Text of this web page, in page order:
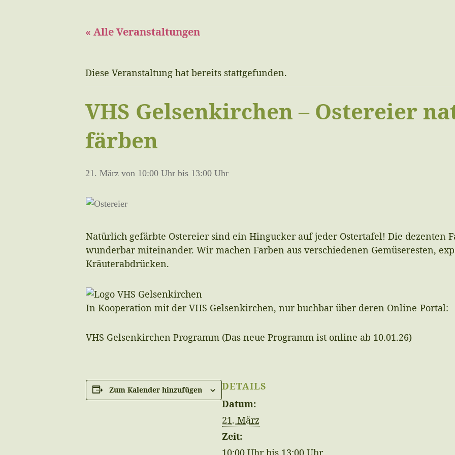
« Alle Veranstaltungen
Diese Veranstaltung hat bereits stattgefunden.
VHS Gelsenkirchen – Ostereier
färben
21. März von 10:00 Uhr bis 13:00 Uhr
Natürlich gefärbte Ostereier sind ein Hingucker auf jeder Ostertafel! Die dezenten
wunderbar miteinander. Wir machen Farben aus verschiedenen Gemüseresten,
Kräuterabdrücken.
In Kooperation mit der VHS Gelsenkirchen, nur buchbar über deren Online-Portal:
VHS Gelsenkirchen Programm (Das neue Programm ist online ab 10.01.26)
Zum Kalender hinzufügen
DETAILS
Datum:
21. März
Zeit:
10:00 Uhr bis 13:00 Uhr